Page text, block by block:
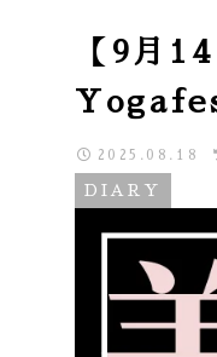
【9月
DIARY
2025.08.18